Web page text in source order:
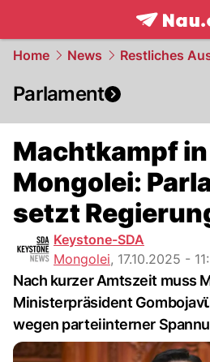
frontpage.
Home News Restliches
Parlament
Machtkampf
Mongolei:
setzt
Keystone-SDA
Mongolei, 17.10.2025 -
Nach kurzer Amtszeit muss
Ministerpräsident
wegen parteiinterner